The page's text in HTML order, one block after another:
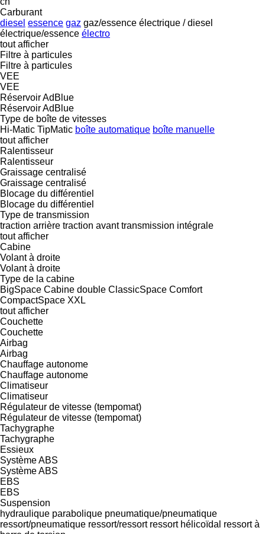
Carburant
diesel essence gaz gaz/essence électrique / diesel
électrique/essence électro
tout afficher
Filtre à particules
Filtre à particules
VEE
VEE
Réservoir AdBlue
Réservoir AdBlue
Type de boîte de vitesses
Hi-Matic TipMatic boîte automatique boîte manuelle
tout afficher
Ralentisseur
Ralentisseur
Graissage centralisé
Graissage centralisé
Blocage du différentiel
Blocage du différentiel
Type de transmission
traction arrière traction avant transmission intégrale
tout afficher
Cabine
Volant à droite
Volant à droite
Type de la cabine
BigSpace Cabine double ClassicSpace Comfort
CompactSpace XXL
tout afficher
Couchette
Couchette
Airbag
Airbag
Chauffage autonome
Chauffage autonome
Climatiseur
Climatiseur
Régulateur de vitesse (tempomat)
Régulateur de vitesse (tempomat)
Tachygraphe
Tachygraphe
Essieux
Système ABS
Système ABS
EBS
EBS
Suspension
hydraulique parabolique pneumatique/pneumatique
ressort/pneumatique ressort/ressort ressort hélicoïdal ressort à